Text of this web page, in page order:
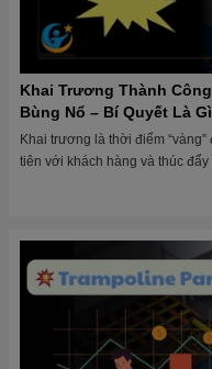
Khai Trương Thành
Bùng Nổ – Bí Quyết Là
Khai trương là thời điểm
tiên với khách hàng và thúc đẩy